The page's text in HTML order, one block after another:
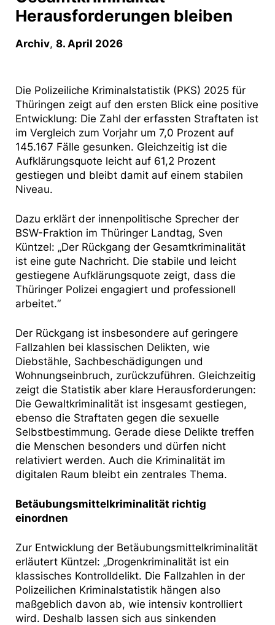
Herausforderungen bleiben
Archiv, 8. April 2026
Die Polizeiliche Kriminalstatistik (PKS) 2025 für
Thüringen zeigt auf den ersten Blick eine positive
Entwicklung: Die Zahl der erfassten Straftaten ist
im Vergleich zum Vorjahr um 7,0 Prozent auf
145.167 Fälle gesunken. Gleichzeitig ist die
Aufklärungsquote leicht auf 61,2 Prozent
gestiegen und bleibt damit auf einem stabilen
Niveau.
Dazu erklärt der innenpolitische Sprecher der
BSW-Fraktion im Thüringer Landtag, Sven
Küntzel: „Der Rückgang der Gesamtkriminalität
ist eine gute Nachricht. Die stabile und leicht
gestiegene Aufklärungsquote zeigt, dass die
Thüringer Polizei engagiert und professionell
arbeitet.“
Der Rückgang ist insbesondere auf geringere
Fallzahlen bei klassischen Delikten, wie
Diebstähle, Sachbeschädigungen und
Wohnungseinbruch, zurückzuführen. Gleichzeitig
zeigt die Statistik aber klare Herausforderungen:
Die Gewaltkriminalität ist insgesamt gestiegen,
ebenso die Straftaten gegen die sexuelle
Selbstbestimmung. Gerade diese Delikte treffen
die Menschen besonders und dürfen nicht
relativiert werden. Auch die Kriminalität im
digitalen Raum bleibt ein zentrales Thema.
Betäubungsmittelkriminalität richtig
einordnen
Zur Entwicklung der Betäubungsmittelkriminalität
erläutert Küntzel: „Drogenkriminalität ist ein
klassisches Kontrolldelikt. Die Fallzahlen in der
Polizeilichen Kriminalstatistik hängen also
maßgeblich davon ab, wie intensiv kontrolliert
wird. Deshalb lassen sich aus sinkenden